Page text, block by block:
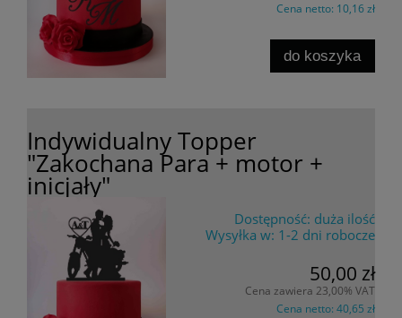
Cena netto: 10,16 zł
do koszyka
Indywidualny Topper
"Zakochana Para + motor +
inicjały"
Dostępność: duża ilość
Wysyłka w: 1-2 dni robocze
50,00 zł
Cena zawiera 23,00% VAT
Cena netto: 40,65 zł